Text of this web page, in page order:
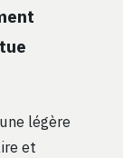
légère
et